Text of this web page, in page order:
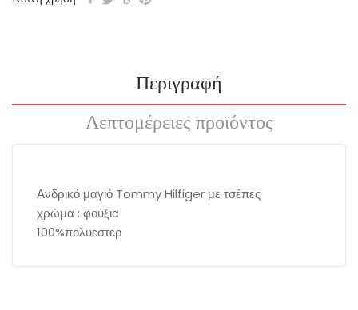
Περιγραφή
Λεπτομέρειες προϊόντος
Ανδρικό μαγιό Tommy Hilfiger με τσέπες
χρώμα : φούξια
100%πολυεστερ